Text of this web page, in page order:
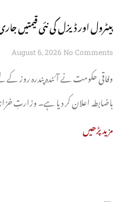
پیٹرول اور ڈیزل کی نئی قیمتیں
August 6, 2026 No Comments
وفاقی حکومت نے آئندہ پندرہ روز کے
باضابطہ اعلان کر دیا ہے۔ وزارتِ
مزید پڑھیں